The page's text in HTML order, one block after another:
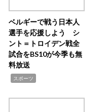
ベルギーで戦う日本人
選手を応援しよう シ
ント＝トロイデン戦全
試合をBS10が今季も無
料放送
スポーツ